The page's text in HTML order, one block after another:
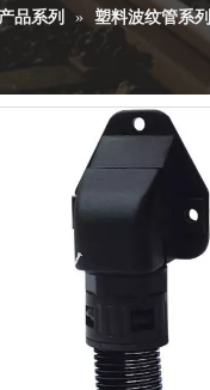
产品系列 » 塑料波纹管系列